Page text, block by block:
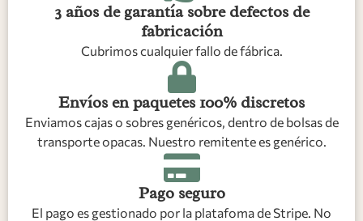
3 años de garantía sobre defectos de
fabricación
Cubrimos cualquier fallo de fábrica.
Envíos en paquetes 100% discretos
Enviamos cajas o sobres genéricos, dentro de bolsas de
transporte opacas. Nuestro remitente es genérico.
Pago seguro
El pago es gestionado por la platafoma de Stripe. No